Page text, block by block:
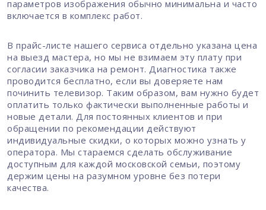
параметров изображения обычно минимальна и часто
включается в комплекс работ.
В прайс-листе нашего сервиса отдельно указана цена
на выезд мастера, но мы не взимаем эту плату при
согласии заказчика на ремонт. Диагностика также
проводится бесплатно, если вы доверяете нам
починить телевизор. Таким образом, вам нужно будет
оплатить только фактически выполненные работы и
новые детали. Для постоянных клиентов и при
обращении по рекомендации действуют
индивидуальные скидки, о которых можно узнать у
оператора. Мы стараемся сделать обслуживание
доступным для каждой московской семьи, поэтому
держим цены на разумном уровне без потери
качества.